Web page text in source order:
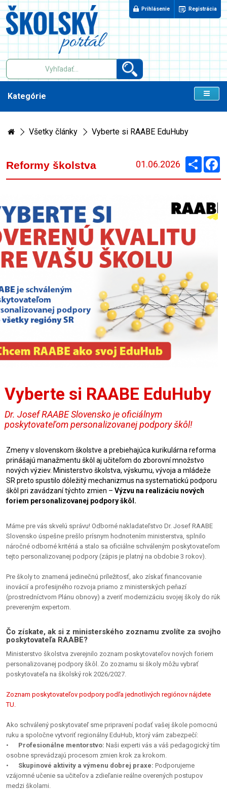
Prihlásenie Registrácia
Kategórie
Všetky články Vyberte si RAABE EduHuby
Reformy školstva 01.06.2026 Zdieľaj
Vyberte si RAABE EduHuby
Dr. Josef RAABE Slovensko je oficiálnym
poskytovateľom personalizovanej podpory škôl!
Zmeny v slovenskom školstve a prebiehajúca kurikulárna reforma
prinášajú manažmentu škôl aj učiteľom do zborovní množstvo
nových výziev. Ministerstvo školstva, výskumu, vývoja a mládeže
SR preto spustilo dôležitý mechanizmus na systematickú podporu
škôl pri zavádzaní týchto zmien – Výzvu na realizáciu nových
foriem personalizovanej podpory škôl.
Máme pre vás skvelú správu! Odborné nakladateľstvo Dr. Josef RAABE
Slovensko úspešne prešlo prísnym hodnotením ministerstva, splnilo
náročné odborné kritériá a stalo sa oficiálne schváleným poskytovateľom
tejto personalizovanej podpory (zápis je platný na obdobie 3 rokov).
Pre školy to znamená jedinečnú príležitosť, ako získať financovanie
inovácií a profesijného rozvoja priamo z ministerských peňazí
(prostredníctvom Plánu obnovy) a zveriť modernizáciu svojej školy do rúk
prevereným expertom.
Čo získate, ak si z ministerského zoznamu zvolíte za svojho
poskytovateľa RAABE?
Ministerstvo školstva zverejnilo zoznam poskytovateľov nových foriem
personalizovanej podpory škôl. Zo zoznamu si školy môžu vybrať
poskytovateľa na školský rok 2026/2027.
Zoznam poskytovateľov podpory podľa jednotlivých regiónov nájdete
TU.
Ako schválený poskytovateľ sme pripravení podať vašej škole pomocnú
ruku a spoločne vytvoriť regionálny EduHub, ktorý vám zabezpečí:
•
Profesionálne mentorstvo: Naši experti vás a váš pedagogický tím
osobne sprevádzajú procesom zmien krok za krokom.
•
Skupinové aktivity a výmenu dobrej praxe: Podporujeme
vzájomné učenie sa učiteľov a zdieľanie reálne overených postupov
medzi školami.